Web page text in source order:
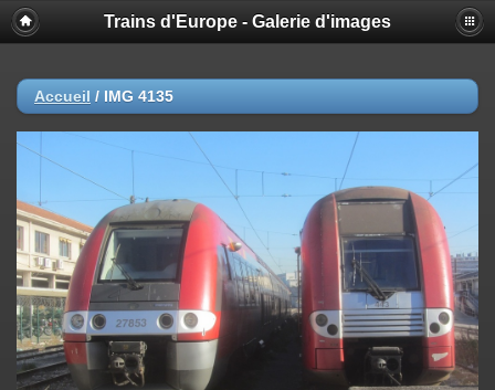
Trains d'Europe - Galerie d'images
Accueil / IMG 4135